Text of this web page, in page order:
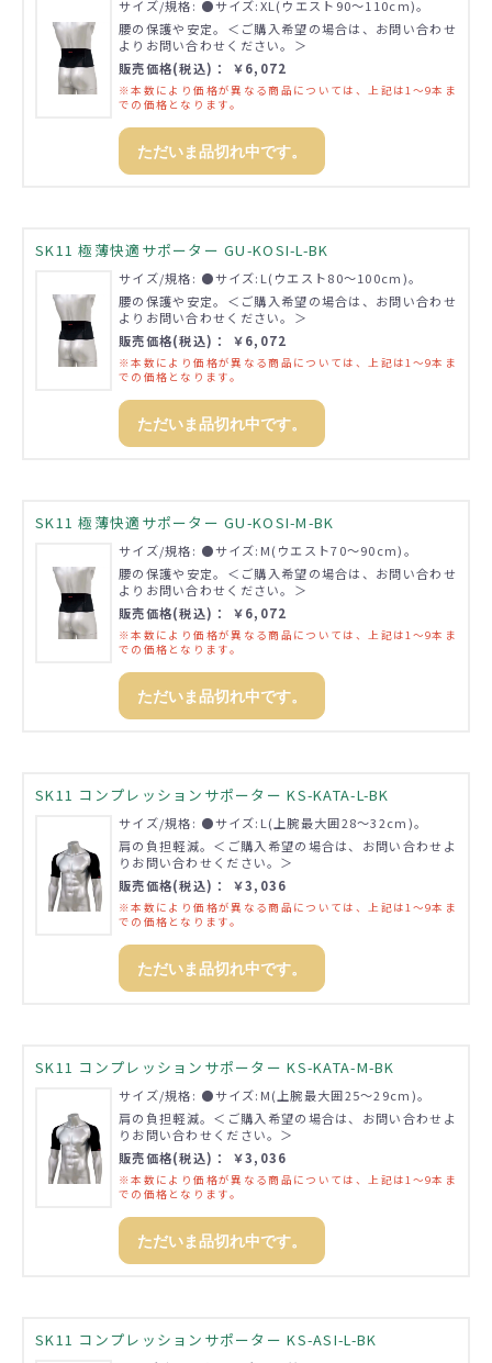
サイズ/規格: ●サイズ:XL(ウエスト90～110cm)。
腰の保護や安定。＜ご購入希望の場合は、お問い合わせ
よりお問い合わせください。＞
販売価格(税込)： ￥6,072
※本数により価格が異なる商品については、上記は1～9本ま
での価格となります。
ただいま品切れ中です。
SK11 極薄快適サポーター GU-KOSI-L-BK
サイズ/規格: ●サイズ:L(ウエスト80～100cm)。
腰の保護や安定。＜ご購入希望の場合は、お問い合わせ
よりお問い合わせください。＞
販売価格(税込)： ￥6,072
※本数により価格が異なる商品については、上記は1～9本ま
での価格となります。
ただいま品切れ中です。
SK11 極薄快適サポーター GU-KOSI-M-BK
サイズ/規格: ●サイズ:M(ウエスト70～90cm)。
腰の保護や安定。＜ご購入希望の場合は、お問い合わせ
よりお問い合わせください。＞
販売価格(税込)： ￥6,072
※本数により価格が異なる商品については、上記は1～9本ま
での価格となります。
ただいま品切れ中です。
SK11 コンプレッションサポーター KS-KATA-L-BK
サイズ/規格: ●サイズ:L(上腕最大囲28～32cm)。
肩の負担軽減。＜ご購入希望の場合は、お問い合わせよ
りお問い合わせください。＞
販売価格(税込)： ￥3,036
※本数により価格が異なる商品については、上記は1～9本ま
での価格となります。
ただいま品切れ中です。
SK11 コンプレッションサポーター KS-KATA-M-BK
サイズ/規格: ●サイズ:M(上腕最大囲25～29cm)。
肩の負担軽減。＜ご購入希望の場合は、お問い合わせよ
りお問い合わせください。＞
販売価格(税込)： ￥3,036
※本数により価格が異なる商品については、上記は1～9本ま
での価格となります。
ただいま品切れ中です。
SK11 コンプレッションサポーター KS-ASI-L-BK